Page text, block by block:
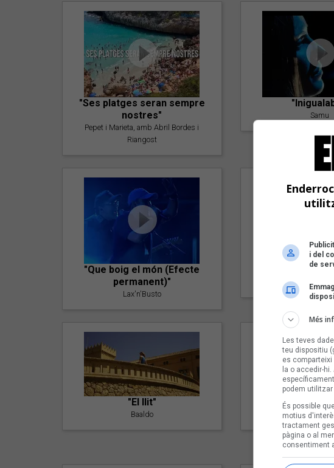
"Ses platges seran sempre
nostres"
Pepet i Marieta, amb Abril Bordes i
Riangost
Samu
"Que boig el món (Efecte
permanent)"
Lax'n'Busto
"Amb
"El llit"
Baaldo
"Lo bueno y
Carmen y
i del
de
Més
Les teves
teu dispositiu
es
la o accedir-
podem
És possible
motius
tractament
pàgina o al
consentiment